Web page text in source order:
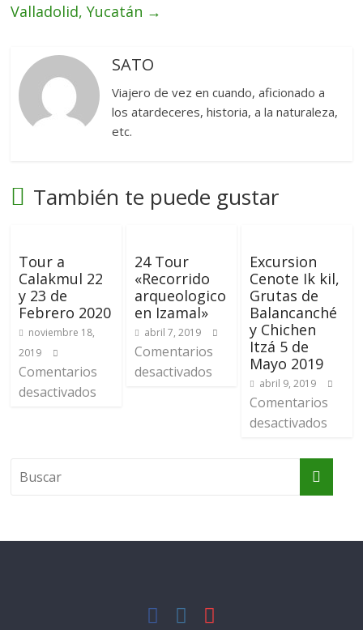
Valladolid, Yucatán →
SATO
Viajero de vez en cuando, aficionado a
los atardeceres, historia, a la naturaleza,
etc.
También te puede gustar
Tour a
Calakmul 22
y 23 de
Febrero 2020
noviembre 18,
2019
Comentarios
desactivados
24 Tour
«Recorrido
arqueologico
en Izamal»
abril 7, 2019
Comentarios
desactivados
Excursion
Cenote Ik kil,
Grutas de
Balancanché
y Chichen
Itzá 5 de
Mayo 2019
abril 9, 2019
Comentarios
desactivados